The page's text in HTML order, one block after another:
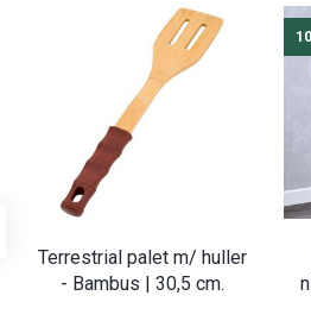
Terrestrial palet m/ huller
- Bambus | 30,5 cm.